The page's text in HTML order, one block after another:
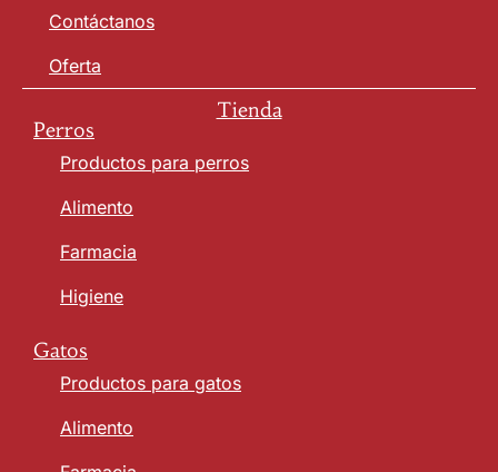
Contáctanos
Oferta
Tienda
Perros
Productos para perros
Alimento
Farmacia
Higiene
Gatos
Productos para gatos
Alimento